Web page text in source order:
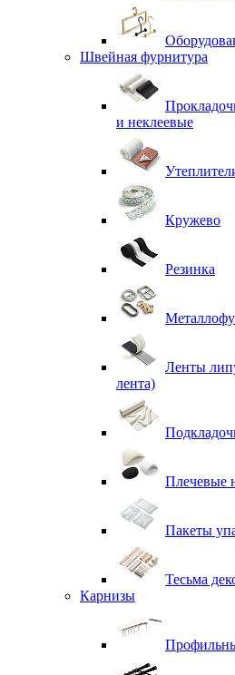
Швейная фурнитура
и неклеевые
Кружево
Резинка
Ленты
лента)
Плечевые
Пакеты
Тесьма
Карнизы